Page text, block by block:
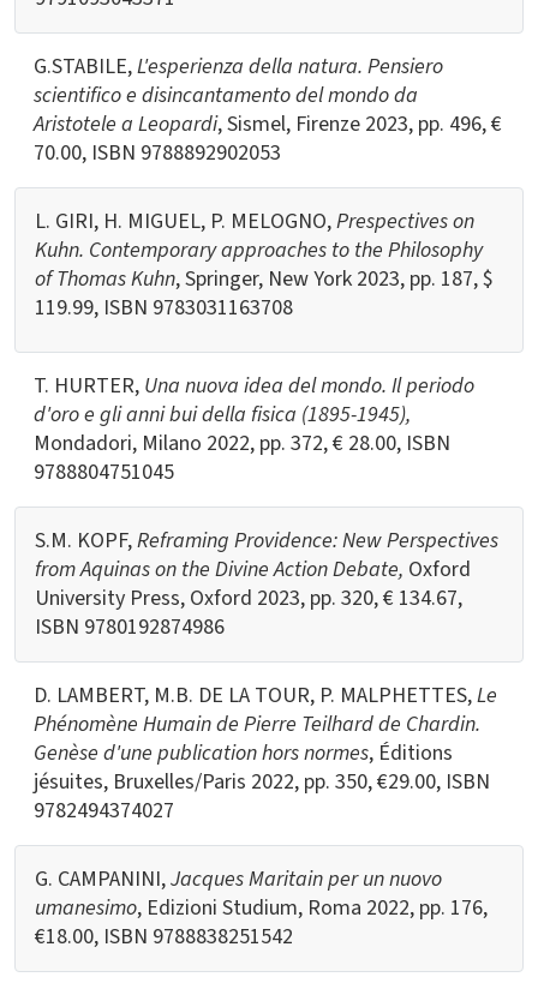
G.STABILE,L'esperienza della natura. Pensiero
scientifico e disincantamento del mondo da
Aristotele a Leopardi, Sismel, Firenze 2023, pp. 496, €
70.00, ISBN 9788892902053
L. GIRI, H. MIGUEL, P. MELOGNO,Prespectives on
Kuhn. Contemporary approaches to the Philosophy
of Thomas Kuhn, Springer, New York 2023, pp. 187, $
119.99, ISBN 9783031163708
T. HURTER, Una nuova idea del mondo. Il periodo
d'oro e gli anni bui della fisica (1895-1945),
Mondadori, Milano 2022, pp. 372, € 28.00, ISBN
9788804751045
S.M. KOPF,Reframing Providence: New Perspectives
from Aquinas on the Divine Action Debate, Oxford
University Press, Oxford 2023, pp. 320, € 134.67,
ISBN 9780192874986
D. LAMBERT, M.B. DE LA TOUR, P. MALPHETTES,Le
Phénomène Humainde Pierre Teilhard de Chardin.
Genèse d'une publication hors normes, Éditions
jésuites, Bruxelles/Paris 2022, pp. 350, €29.00, ISBN
9782494374027
G. CAMPANINI,Jacques Maritain per un nuovo
umanesimo, Edizioni Studium, Roma 2022, pp. 176,
€18.00, ISBN 9788838251542